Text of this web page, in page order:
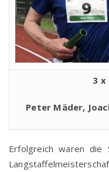
3 x
Peter Mäder,
Erfolg­reich waren die